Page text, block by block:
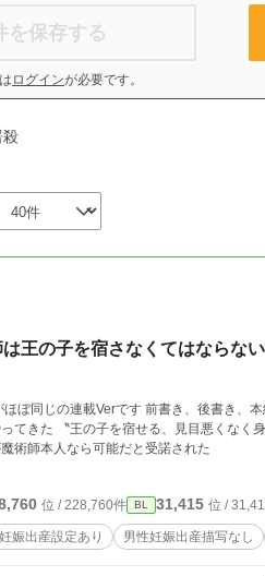
を保存する
ログインが必要です。
殺
王の子を宿さなくてはならない
同じの連載Verです 前書き、後書き、本編後に
てきた 〝王の子を宿せる、見目悪くなく
術師本人なら可能だと受諾された
位 / 228,760件 BL 31,415 位 /
娠出産設定あり 男性妊娠出産描写なし